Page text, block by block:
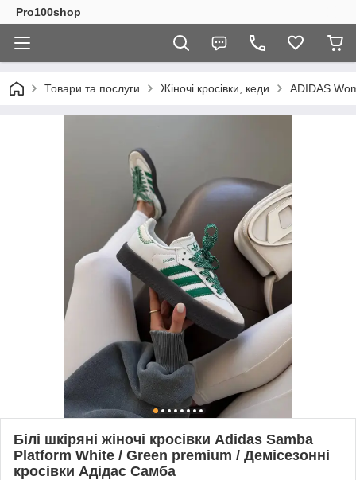
Pro100shop
Товари та послуги Жіночі кросівки, кеди ADIDAS
Білі шкіряні жіночі кросівки Adidas Samba
Platform White / Green premium / Демісезонні
кросівки Адідас Самба